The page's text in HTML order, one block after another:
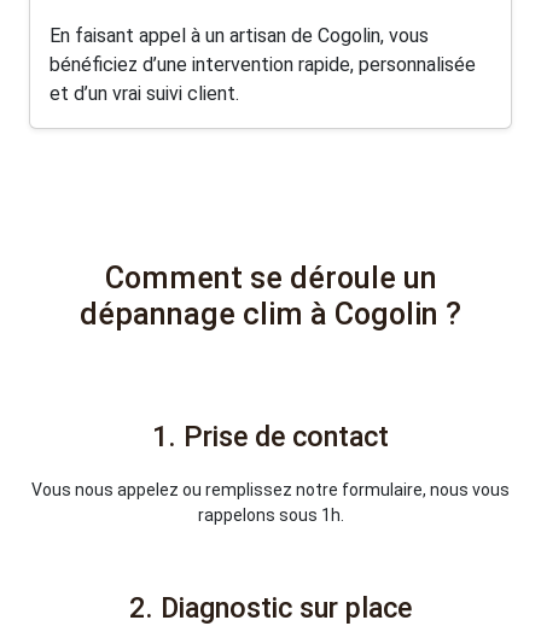
En faisant appel à un artisan de Cogolin, vous
bénéficiez d’une intervention rapide, personnalisée
et d’un vrai suivi client.
Comment se déroule un
dépannage clim à Cogolin ?
1. Prise de contact
Vous nous appelez ou remplissez notre formulaire, nous vous
rappelons sous 1h.
2. Diagnostic sur place